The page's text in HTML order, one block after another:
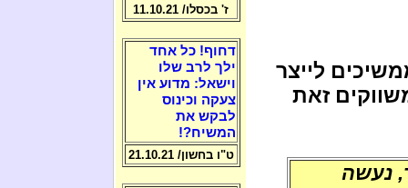
לייצר
זאת
נעשה
ז' בכסלו/ 11.10.21
דחוף! כל אחד
ילך לרב שלו
וישאל: מדוע אין
צעקה וכינוס
לבקש את
המשיח?!
ט"ו בחשון/ 21.10.21